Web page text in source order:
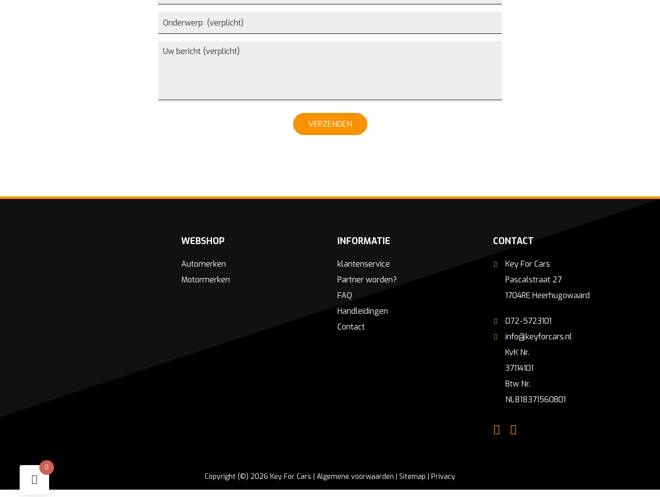
VERZENDEN
WEBSHOP
Automerken
Motormerken
INFORMATIE
klantenservice
Partner worden?
FAQ
Handleidingen
Contact
CONTACT
Key For Cars
Pascalstraat 27
1704RE Heerhugowaard
072-5723101
info@keyforcars.nl
KvK Nr.
37114101
Btw Nr.
NL818371560B01
Copyright (©) 2026 Key For Cars | Algemene voorwaarden Sitemap Privacy
0